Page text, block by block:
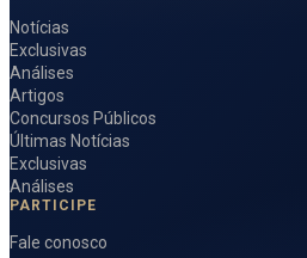
Notícias
Exclusivas
Análises
Artigos
Concursos Públicos
Últimas Notícias
Exclusivas
Análises
PARTICIPE
Fale conosco